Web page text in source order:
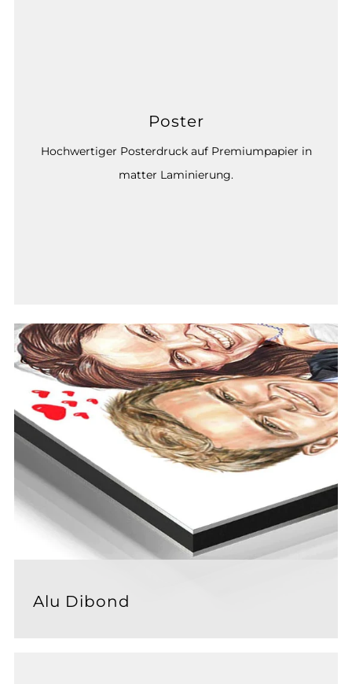
Poster
Hochwertiger Posterdruck auf Premiumpapier in
matter Laminierung.
Alu Dibond